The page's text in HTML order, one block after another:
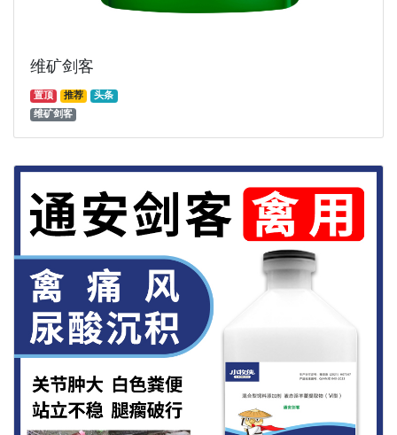
维矿剑客
置顶 推荐
头条
维矿剑客